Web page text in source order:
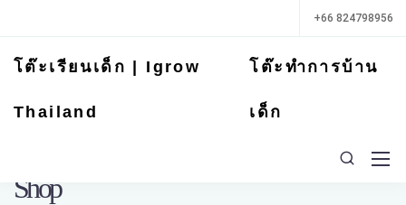
+66 824798956
โต๊ะเรียนเด็ก | Igrow
Thailand
โต๊ะทำการบ้าน
เด็ก
Shop